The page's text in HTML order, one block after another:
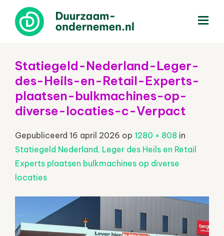
Statiegeld-Nederland-Leger-
des-Heils-en-Retail-Experts-
plaatsen-bulkmachines-op-
diverse-locaties-c-Verpact
Gepubliceerd 16 april 2026 op 1280 × 808 in
Statiegeld Nederland, Leger des Heils en Retail
Experts plaatsen bulkmachines op diverse
locaties